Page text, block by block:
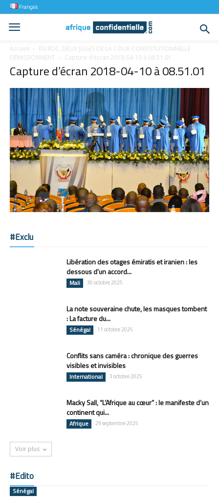
Français
Accueil
EN RDC, DEUX JUGES DE LA COUR CONSTITUTIONNELLE
DÉMISSIONNENT
Capture d’écran 2018-04-10 à 08.51.01
Capture d’écran 2018-04-10 à 08.51.01
#Exclu
Libération des otages émiratis et iranien : les
dessous d’un accord...
Mali 30 octobre 2025
La note souveraine chute, les masques tombent
: La facture du...
Sénégal 11 octobre 2025
Conflits sans caméra : chronique des guerres
visibles et invisibles
International 3 octobre 2025
Macky Sall, “L’Afrique au cœur” : le manifeste d’un
continent qui...
Afrique 29 septembre 2025
Voir plus
#Edito
Sénégal